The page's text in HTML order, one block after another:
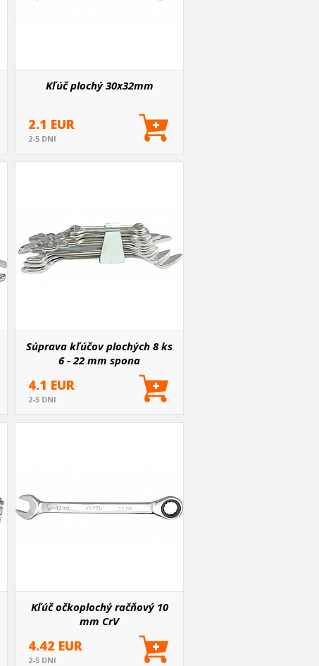
Kľúč plochý 30x32mm
2.1 EUR
2-5 DNI
Súprava kľúčov plochých 8 ks
6 - 22 mm spona
4.1 EUR
2-5 DNI
Kľúč očkoplochý račňový 10
mm CrV
4.42 EUR
2-5 DNI